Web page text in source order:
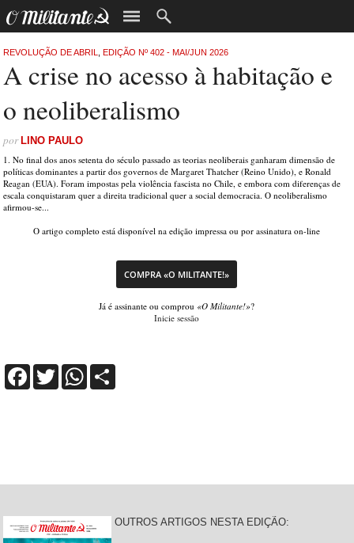
REVOLUÇÃO DE ABRIL ,EDIÇÃO Nº 402 - MAI/JUN 2026
A crise no acesso à habitação e
o neoliberalismo
porLINO PAULO
1. No final dos anos setenta do século passado as teorias neoliberais ganharam dimensão de
políticas dominantes a partir dos governos de Margaret Thatcher (Reino Unido), e Ronald
Reagan (EUA). Foram impostas pela violência fascista no Chile, e embora com diferenças de
escala conquistaram quer a direita tradicional quer a social democracia. O neoliberalismo
afirmou-se...
O artigo completo está disponível na edição impressa ou por assinatura on-line
COMPRA «O MILITANTE!»
Já é assinante ou comprou «O Militante!»?
Inicie sessão
FacebookTwitterWhatsApp
OUTROS ARTIGOS NESTA EDIÇÃO: